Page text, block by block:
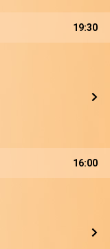
19:30
16:00